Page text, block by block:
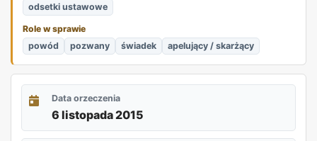
odsetki ustawowe
Role w sprawie
powód
pozwany świadek apelujący / skarżący
Data orzeczenia
6 listopada 2015